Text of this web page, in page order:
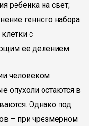
ребенка на свет;
генного набора
с
ее делением.
человеком
опухоли остаются в
Однако под
– при чрезмерном